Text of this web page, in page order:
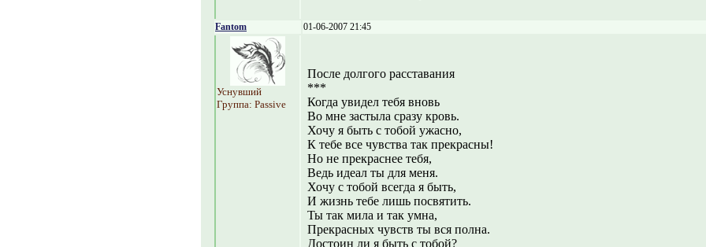
Fantom 01-06-2007 21:45
Уснувший
Группа: Passive
После долгого расставания
***
Когда увидел тебя вновь
Во мне застыла сразу кровь.
Хочу я быть с тобой ужасно,
К тебе все чувства так прекрасны!
Но не прекраснее тебя,
Ведь идеал ты для меня.
Хочу с тобой всегда я быть,
И жизнь тебе лишь посвятить.
Ты так мила и так умна,
Прекрасных чувств ты вся полна.
Достоин ли я быть с тобой?